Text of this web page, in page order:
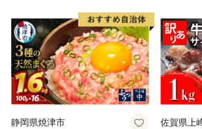
静岡県焼津市 佐賀県上